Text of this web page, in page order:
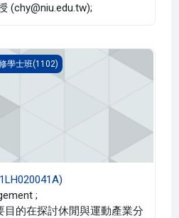
(chy@niu.edu.tw);
學士班(1102)
;
目的在探討休閒與運動產業分